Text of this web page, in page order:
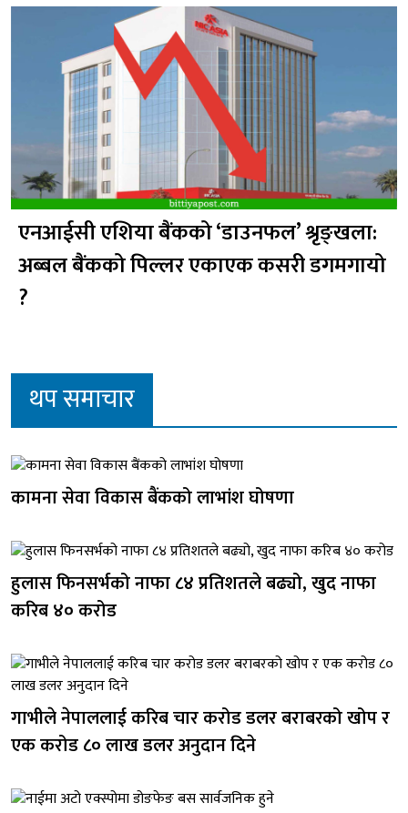
एनआईसी एशिया बैंकको ‘डाउनफल’ श्रृङ्खला:
अब्बल बैंकको पिल्लर एकाएक कसरी डगमगायो
?
थप समाचार
कामना सेवा विकास बैंकको लाभांश घोषणा
हुलास फिनसर्भको नाफा ८४ प्रतिशतले बढ्यो, खुद नाफा
करिब ४० करोड
गाभीले नेपाललाई करिब चार करोड डलर बराबरको खोप र
एक करोड ८० लाख डलर अनुदान दिने